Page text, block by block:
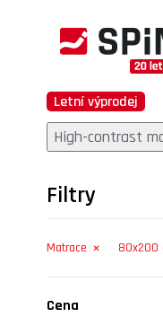
Letní výprodej
High-contrast
Filtry
Matrace 80x200
Cena